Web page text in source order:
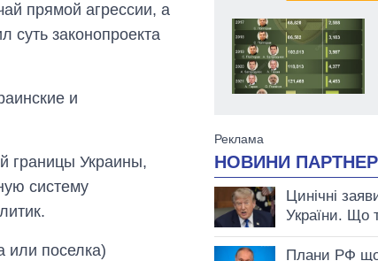
прямой агрессии, а
суть законопроекта
и
границы Украины,
систему
или поселка)
Сколько
картофеля
войны